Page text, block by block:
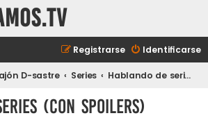
Identificarse
Registrarse
D-sastre Series Hablando de series (con spoilers)
(con spoilers)